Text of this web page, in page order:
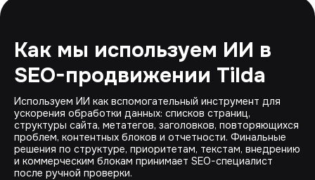
Как мы используем ИИ в
SEO-продвижении Tilda
Используем ИИ как вспомогательный инструмент для
ускорения обработки данных: списков страниц,
структуры сайта, метатегов, заголовков, повторяющихся
проблем, контентных блоков и отчетности. Финальные
решения по структуре, приоритетам, текстам, внедрению
и коммерческим блокам принимает SEO-специалист
после ручной проверки.